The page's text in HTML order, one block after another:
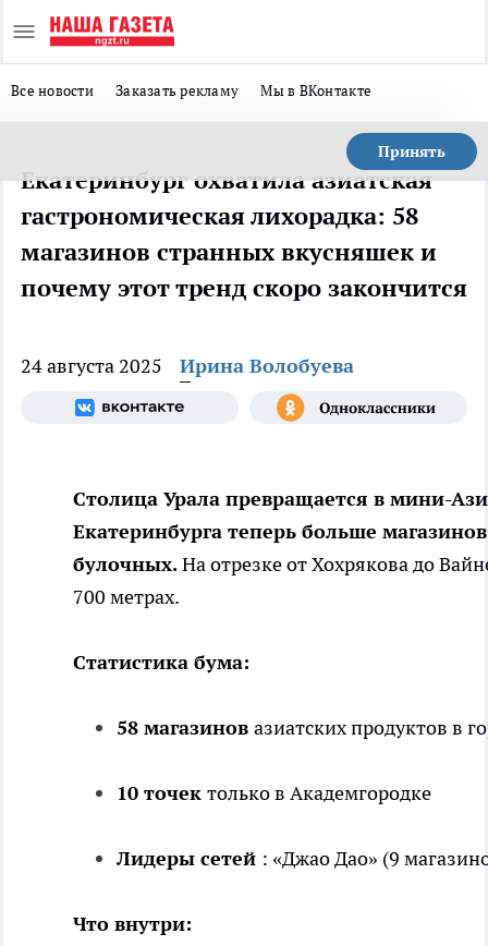
Все новости Заказать рекламу Мы в ВКонтакте
Принять
Екатеринбург охватила азиатская
гастрономическая лихорадка: 58
магазинов странных вкусняшек и
почему этот тренд скоро закончится
24 августа 2025 Ирина Волобуева
Столица Урала превращается в мини-
Екатеринбурга теперь больше
булочных.На отрезке от Хохрякова до
700 метрах.
Статистика бума:
58 магазинов азиатских продуктов в
10 точек только в Академгородке
Лидеры сетей : «Джао Дао» (9
Что внутри: